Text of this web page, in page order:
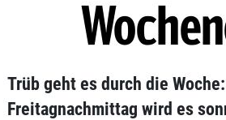
Trüb geht es durch die
Freitagnachmittag wird es